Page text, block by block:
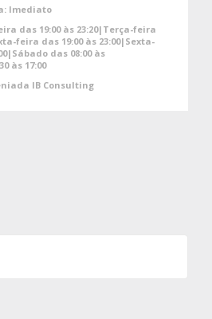
Imediato
das 19:00 às 23:20|Terça-feira
feira das 19:00 às 23:00|Sexta-
das 08:00 às
às 17:00
IB Consulting